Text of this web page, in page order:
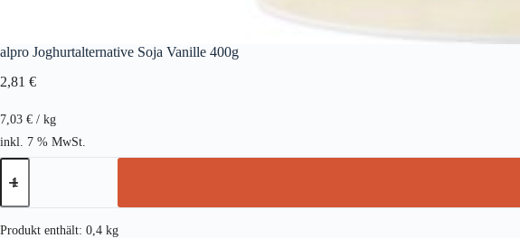
alpro Joghurtalternative Soja Vanille 400g
2,81 €
7,03 € / kg
inkl. 7 % MwSt.
alpro
Joghurtalternative
Vanille
400g
Produkt enthält: 0,4 kg